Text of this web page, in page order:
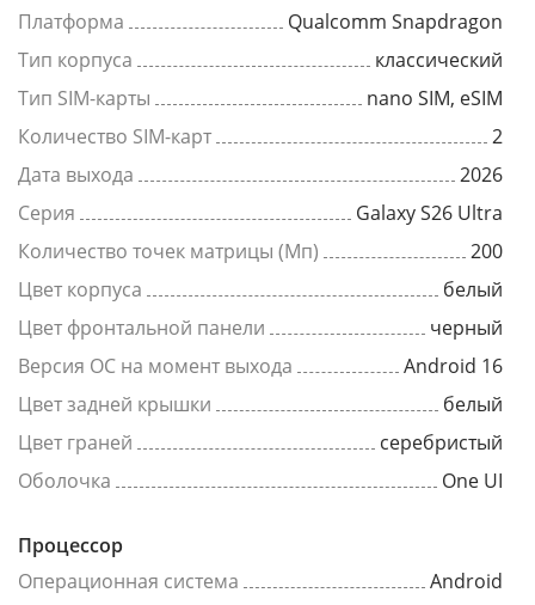
Платформа
Qualcomm Snapdragon
Тип корпуса
классический
Тип SIM-карты
nano SIM, eSIM
Количество SIM-карт
2
Дата выхода
2026
Серия
Galaxy S26 Ultra
Количество точек матрицы (Мп)
200
Цвет корпуса
белый
Цвет фронтальной панели
черный
Версия ОС на момент выхода
Android 16
Цвет задней крышки
белый
Цвет граней
серебристый
Оболочка
One UI
Процессор
Операционная система
Android